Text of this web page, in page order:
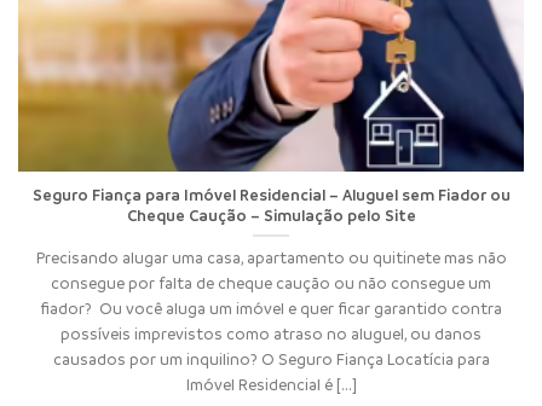
Seguro Fiança para Imóvel Residencial – Aluguel sem Fiador ou
Cheque Caução – Simulação pelo Site
Precisando alugar uma casa, apartamento ou quitinete mas não
consegue por falta de cheque caução ou não consegue um
fiador? Ou você aluga um imóvel e quer ficar garantido contra
possíveis imprevistos como atraso no aluguel, ou danos
causados por um inquilino? O Seguro Fiança Locatícia para
Imóvel Residencial é [...]